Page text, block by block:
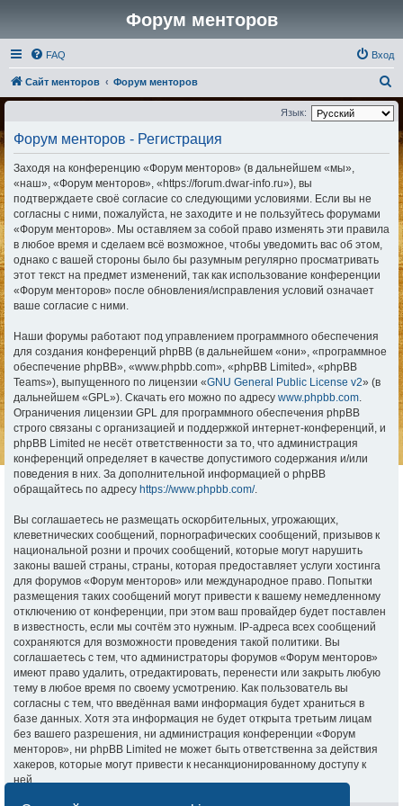
Форум менторов
FAQ Вход
Сайт менторов Форум менторов
о
и
Язык:
Форум менторов - Регистрация
Заходя на конференцию «Форум менторов» (в дальнейшем «мы»,
«наш», «Форум менторов», «https://forum.dwar-info.ru»), вы
подтверждаете своё согласие со следующими условиями. Если вы не
согласны с ними, пожалуйста, не заходите и не пользуйтесь форумами
«Форум менторов». Мы оставляем за собой право изменять эти правила
в любое время и сделаем всё возможное, чтобы уведомить вас об этом,
однако с вашей стороны было бы разумным регулярно просматривать
этот текст на предмет изменений, так как использование конференции
«Форум менторов» после обновления/исправления условий означает
ваше согласие с ними.
Наши форумы работают под управлением программного обеспечения
для создания конференций phpBB (в дальнейшем «они», «программное
обеспечение phpBB», «www.phpbb.com», «phpBB Limited», «phpBB
Teams»), выпущенного по лицензии «GNU General Public License v2» (в
дальнейшем «GPL»). Скачать его можно по адресу www.phpbb.com.
Ограничения лицензии GPL для программного обеспечения phpBB
строго связаны с организацией и поддержкой интернет-конференций, и
phpBB Limited не несёт ответственности за то, что администрация
конференций определяет в качестве допустимого содержания и/или
поведения в них. За дополнительной информацией о phpBB
обращайтесь по адресу https://www.phpbb.com/.
Вы соглашаетесь не размещать оскорбительных, угрожающих,
клеветнических сообщений, порнографических сообщений, призывов к
национальной розни и прочих сообщений, которые могут нарушить
законы вашей страны, страны, которая предоставляет услуги хостинга
для форумов «Форум менторов» или международное право. Попытки
размещения таких сообщений могут привести к вашему немедленному
отключению от конференции, при этом ваш провайдер будет поставлен
в известность, если мы сочтём это нужным. IP-адреса всех сообщений
сохраняются для возможности проведения такой политики. Вы
соглашаетесь с тем, что администраторы форумов «Форум менторов»
имеют право удалить, отредактировать, перенести или закрыть любую
тему в любое время по своему усмотрению. Как пользователь вы
согласны с тем, что введённая вами информация будет храниться в
базе данных. Хотя эта информация не будет открыта третьим лицам
без вашего разрешения, ни администрация конференции «Форум
менторов», ни phpBB Limited не может быть ответственна за действия
хакеров, которые могут привести к несанкционированному доступу к
ней.